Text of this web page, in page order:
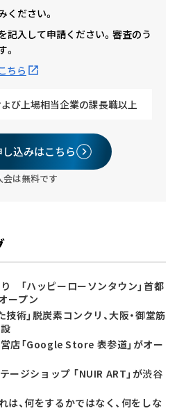
ださい。
記入して申請ください。審査のう
ちら
よび上場相当企業の課長職以上
込みはこちら
は無料です
「ハッピーローソンタウン」首都
ープン
術」脱炭素コンクリ、大阪・御堂筋
店「Google Store 表参道」がオー
ージショップ 「NUIR ART」が渋谷
は、何をするかではなく、何をしな